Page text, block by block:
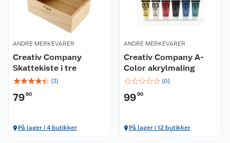
ANDRE MERKEVARER
Creativ Company
Skattekiste i tre
☆☆☆☆☆ (3)
7990
På lager i 4 butikker
ANDRE MERKEVARER
Creativ Company A-
Color akrylmaling
☆☆☆☆☆ (0)
9990
På lager i 12 butikker